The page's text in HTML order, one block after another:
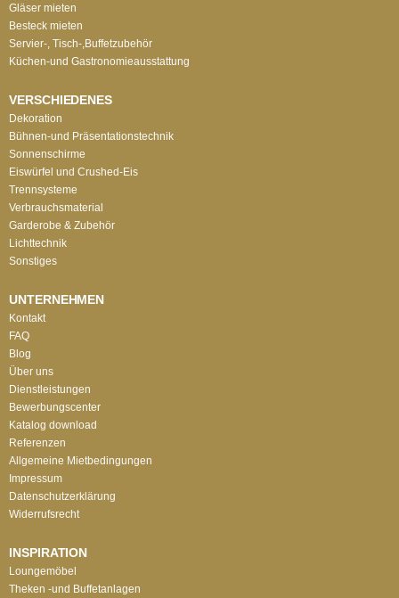
Gläser mieten
Besteck mieten
Servier-, Tisch-,Buffetzubehör
Küchen-und Gastronomieausstattung
VERSCHIEDENES
Dekoration
Bühnen-und Präsentationstechnik
Sonnenschirme
Eiswürfel und Crushed-Eis
Trennsysteme
Verbrauchsmaterial
Garderobe & Zubehör
Lichttechnik
Sonstiges
UNTERNEHMEN
Kontakt
FAQ
Blog
Über uns
Dienstleistungen
Bewerbungscenter
Katalog download
Referenzen
Allgemeine Mietbedingungen
Impressum
Datenschutzerklärung
Widerrufsrecht
INSPIRATION
Loungemöbel
Theken -und Buffetanlagen